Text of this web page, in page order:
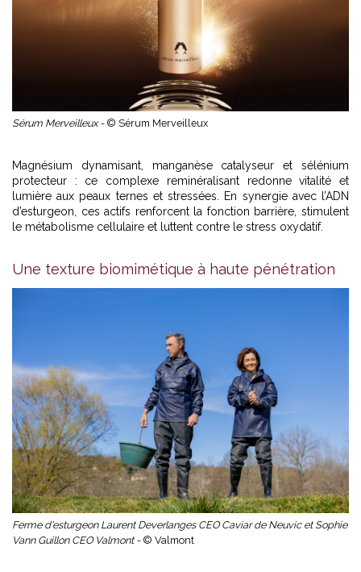
Sérum Merveilleux - © Sérum Merveilleux
Magnésium dynamisant, manganèse catalyseur et sélénium
protecteur : ce complexe reminéralisant redonne vitalité et
lumière aux peaux ternes et stressées. En synergie avec l’ADN
d’esturgeon, ces actifs renforcent la fonction barrière, stimulent
le métabolisme cellulaire et luttent contre le stress oxydatif.
Une texture biomimétique à haute pénétration
Ferme d'esturgeon Laurent Deverlanges CEO Caviar de Neuvic et Sophie
Vann Guillon CEO Valmont - © Valmont